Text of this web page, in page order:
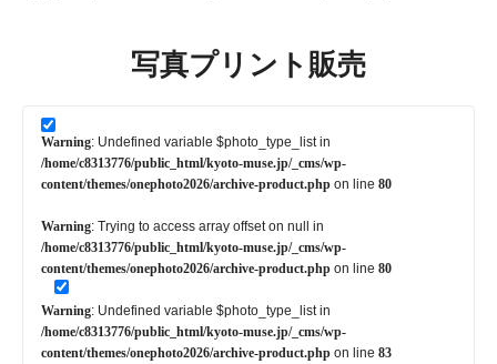
写真プリント販売
Warning: Undefined variable $photo_type_list in
/home/c8313776/public_html/kyoto-muse.jp/_cms/wp-
content/themes/onephoto2026/archive-product.php on line 80
Warning: Trying to access array offset on null in
/home/c8313776/public_html/kyoto-muse.jp/_cms/wp-
content/themes/onephoto2026/archive-product.php on line 80
Warning: Undefined variable $photo_type_list in
/home/c8313776/public_html/kyoto-muse.jp/_cms/wp-
content/themes/onephoto2026/archive-product.php on line 83